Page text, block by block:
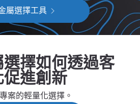
屬選擇工具
擇如何透過客
進創新
案的輕量化選擇。